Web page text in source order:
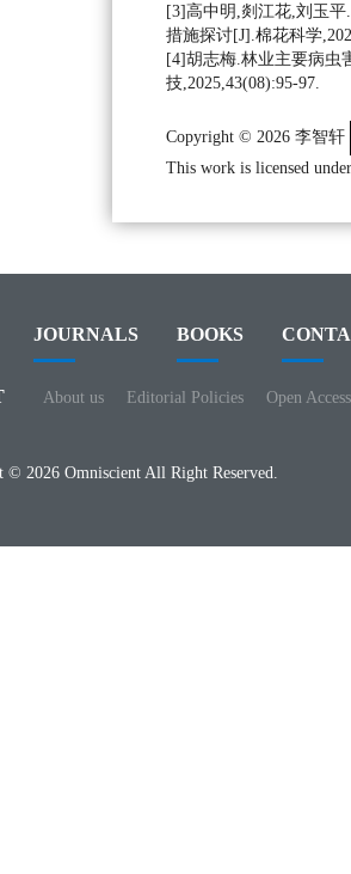
[3]高中明,剡江花,刘玉
措施探讨[J].棉花科学
[4]胡志梅.林业主要病虫
技,2025,43(08):95-97.
Copyright © 2026 李智轩
This work is licensed
JOURNALS BOOKS
About us Editorial Policies Open
© 2026 Omniscient All Right Reserved.